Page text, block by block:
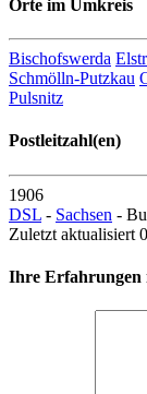
Orte im Umkreis
Bischofswerda
Schmölln-Putzkau
Pulsnitz
Postleitzahl(en)
1906
DSL - Sachsen -
Zuletzt aktualisiert
Ihre Erfahrungen